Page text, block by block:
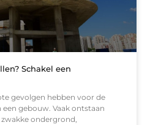
Schakel een
gevolgen hebben voor de
gebouw. Vaak ontstaan
ondergrond,